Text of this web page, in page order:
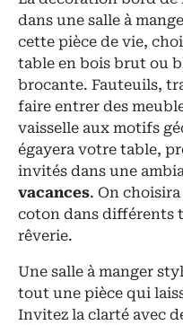
dans une salle à
cette pièce de vie,
table en bois brut ou
brocante. Fauteuils,
faire entrer des
vaisselle aux motifs
égayera votre table,
invités dans une
vacances. On
coton dans différents
rêverie.
Une salle à manger
tout une pièce qui
Invitez la clarté avec